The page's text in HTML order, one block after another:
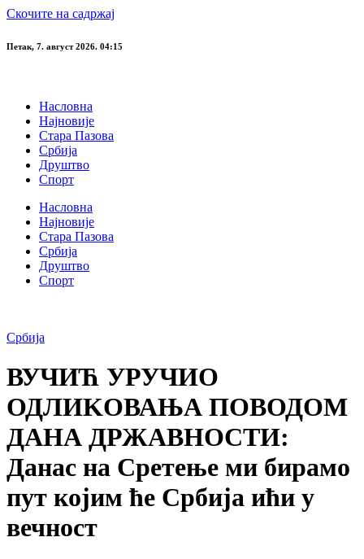
Скочите на садржај
Петак, 7. август 2026. 04:15
Насловна
Најновије
Стара Пазова
Србија
Друштво
Спорт
Насловна
Најновије
Стара Пазова
Србија
Друштво
Спорт
Србија
ВУЧИЋ УРУЧИО
ОДЛИKОВАЊА ПОВОДОМ
ДАНА ДРЖАВНОСТИ:
Данас на Сретење ми бирамо
пут којим ће Србија ићи у
вечност